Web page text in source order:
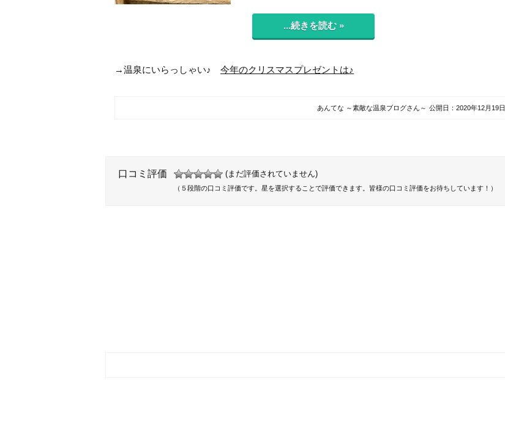
...続きを読む »
→温泉にいらっしゃい♪ 今年のクリスマスプレゼントは♪
あんてな ～素敵な温泉ブログさん～ 公開日： 2020年12月19日
口コミ評価 (まだ評価されていません)
（５段階の口コミ評価です。星を選択することで評価できます。皆様の口コミ評価をお待ちしています！）